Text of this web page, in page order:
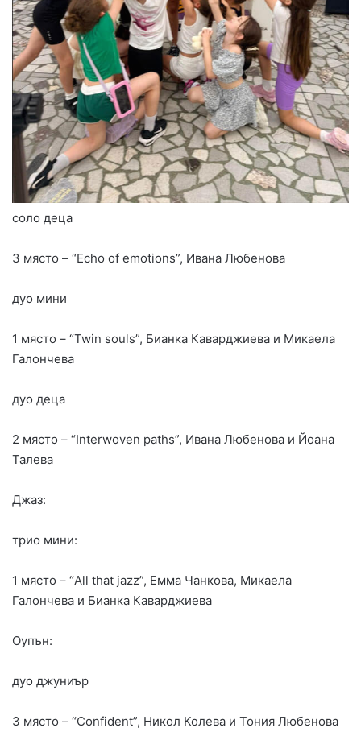
соло деца
3 място – “Echo of emotions”, Ивана Любенова
дуо мини
1 място – “Twin souls”, Бианка Каварджиева и Микаела
Галончева
дуо деца
2 място – “Interwoven paths”, Ивана Любенова и Йоана
Талева
Джаз:
трио мини:
1 място – “All that jazz”, Емма Чанкова, Микаела
Галончева и Бианка Каварджиева
Оупън:
дуо джуниър
3 място – “Confident”, Никол Колева и Тония Любенова